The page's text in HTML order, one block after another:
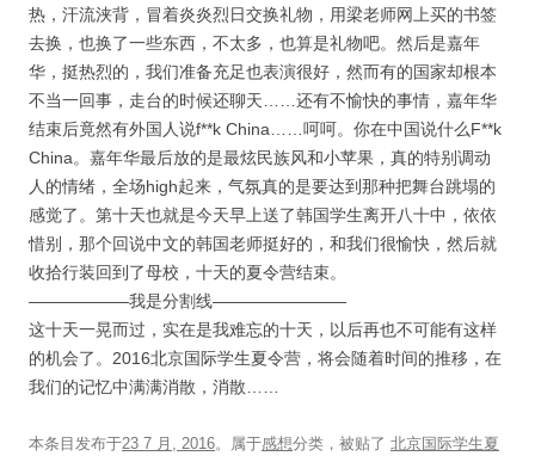
热，汗流浃背，冒着炎炎烈日交换礼物，用梁老师网上买的书签
去换，也换了一些东西，不太多，也算是礼物吧。然后是嘉年
华，挺热烈的，我们准备充足也表演很好，然而有的国家却根本
不当一回事，走台的时候还聊天……还有不愉快的事情，嘉年华
结束后竟然有外国人说f**k China……呵呵。你在中国说什么F**k
China。嘉年华最后放的是最炫民族风和小苹果，真的特别调动
人的情绪，全场high起来，气氛真的是要达到那种把舞台跳塌的
感觉了。第十天也就是今天早上送了韩国学生离开八十中，依依
惜别，那个回说中文的韩国老师挺好的，和我们很愉快，然后就
收拾行装回到了母校，十天的夏令营结束。
——————我是分割线————————
这十天一晃而过，实在是我难忘的十天，以后再也不可能有这样
的机会了。2016北京国际学生夏令营，将会随着时间的推移，在
我们的记忆中满满消散，消散……
本条目发布于23 7 月, 2016。属于感想分类，被贴了 北京国际学生夏